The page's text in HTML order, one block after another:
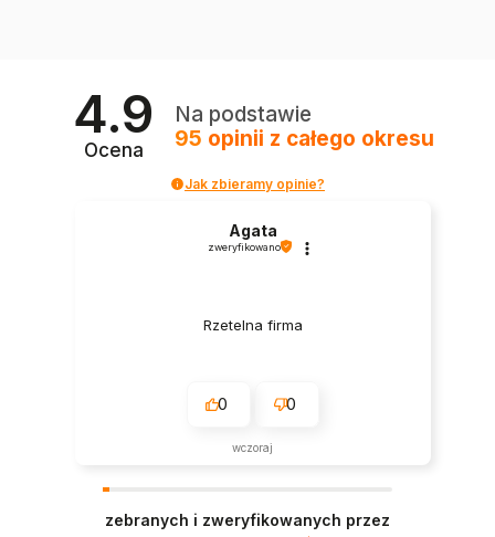
4.9
Ocena
Na podstawie
95 opinii z całego okresu
Jak zbieramy opinie?
Agata
zweryfikowano
Rzetelna firma
0 0
wczoraj
zebranych i zweryfikowanych przez